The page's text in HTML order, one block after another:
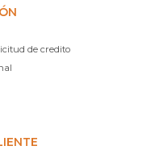
de credito